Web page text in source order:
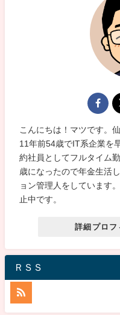
こんにちは！マツです。
11年前54歳でIT系企業を
約社員としてフルタイム
歳になったので年金生活
ョン管理人をしています
止中です。
詳細プロフ
ＲＳＳ